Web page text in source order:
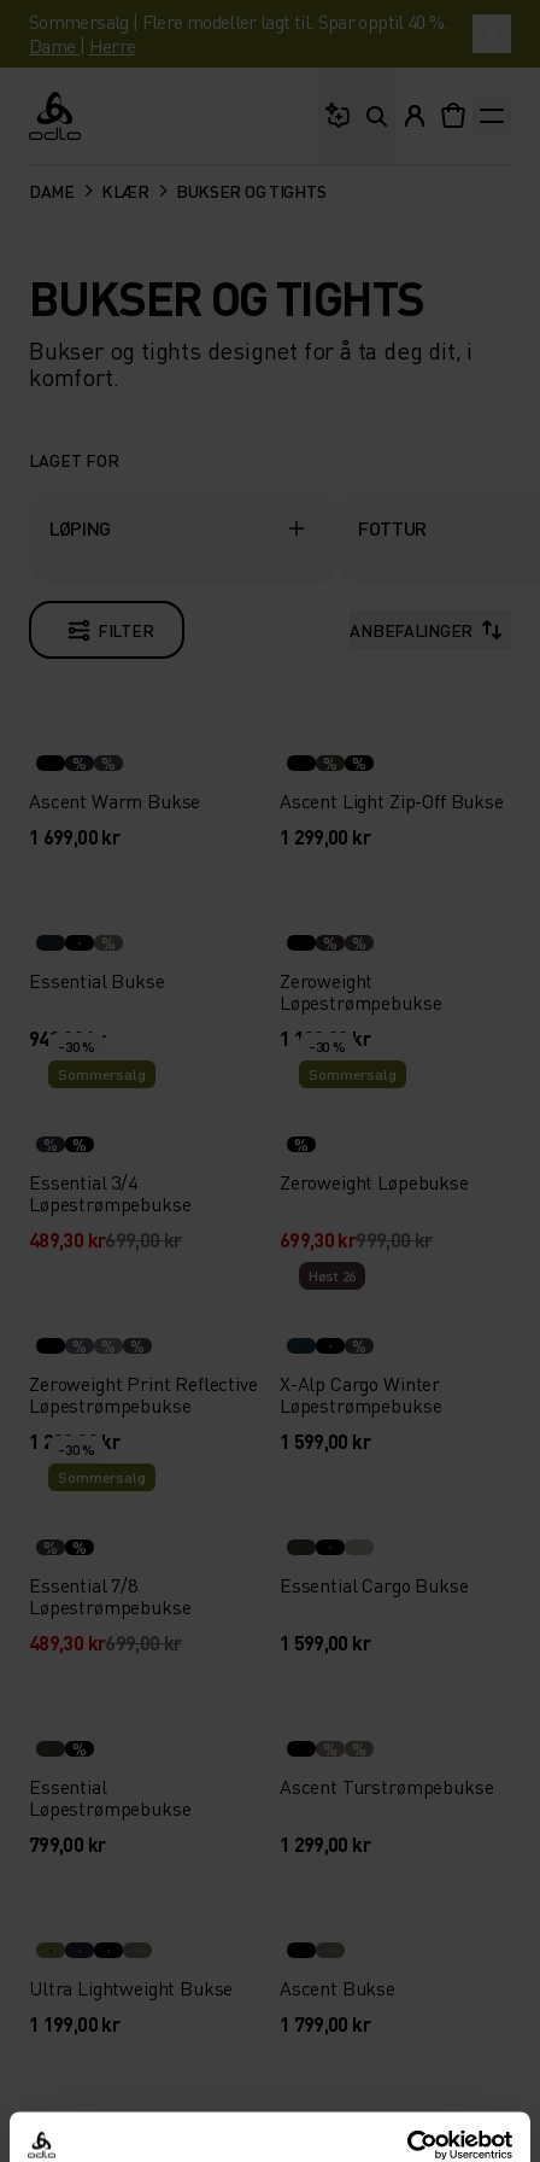
Sommersalg | Flere modeller lagt til. Spar opptil 40 %.
Dame | Herre
Odlo
DAME KLÆR BUKSER OG TIGHTS
BUKSER OG TIGHTS
Bukser og tights designet for å ta deg dit, i
komfort.
LAGET FOR
LØPING FOTTUR
FILTER ANBEFALINGER
% %
Ascent Warm Bukse
1 699,00 kr
% %
Ascent Light Zip-Off Bukse
1 299,00 kr
%
Essential Bukse
949,00 kr
% %
Zeroweight
Løpestrømpebukse
1 199,00 kr
-30 %
Sommersalg
% %
Essential 3/4
Løpestrømpebukse
489,30 kr699,00 kr
-30 %
Sommersalg
%
Zeroweight Løpebukse
699,30 kr999,00 kr
% % %
Zeroweight Print Reflective
Løpestrømpebukse
1 299,00 kr
Høst 26
%
X-Alp Cargo Winter
Løpestrømpebukse
1 599,00 kr
-30 %
Sommersalg
% %
Essential 7/8
Løpestrømpebukse
489,30 kr699,00 kr
Essential Cargo Bukse
1 599,00 kr
%
Essential
Løpestrømpebukse
799,00 kr
% %
Ascent Turstrømpebukse
1 299,00 kr
Ultra Lightweight Bukse
1 199,00 kr
Ascent Bukse
1 799,00 kr
%